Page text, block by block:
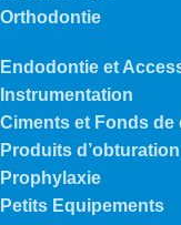
Orthodontie
Endodontie et
Instrumentation
Ciments et Fonds de
Produits
Prophylaxie
Petits Equipements